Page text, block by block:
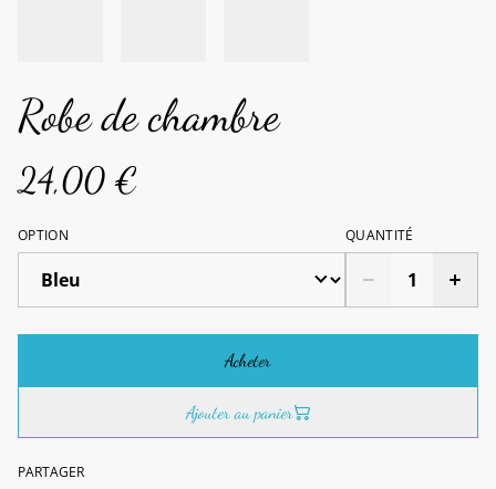
Robe de chambre
24,00 €
OPTION QUANTITÉ
Acheter
Ajouter au panier
PARTAGER